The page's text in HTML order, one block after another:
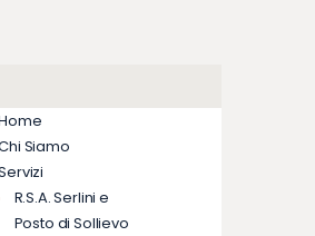
Siamo
R.S.A. Serlini e
Posto di Sollievo